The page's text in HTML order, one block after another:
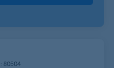
80504